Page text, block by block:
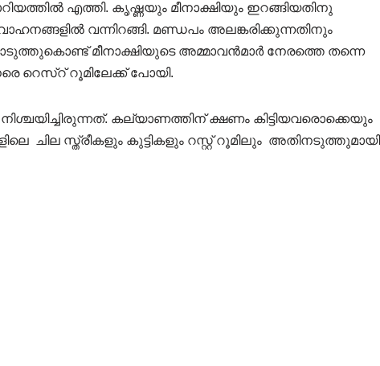
എത്തി. കൃഷ്ണയും മീനാക്ഷിയും ഇറങ്ങിയതിനു
വന്നിറങ്ങി. മണ്ഡപം അലങ്കരിക്കുന്നതിനും
മീനാക്ഷിയുടെ അമ്മാവൻമാർ നേരത്തെ തന്നെ
റെസ്റ് റൂമിലേക്ക് പോയി.
കല്യാണത്തിന് ക്ഷണം കിട്ടിയവരൊക്കെയും
സ്ത്രീകളും കുട്ടികളും റസ്റ്റ് റൂമിലും അതിനടുത്തുമായി